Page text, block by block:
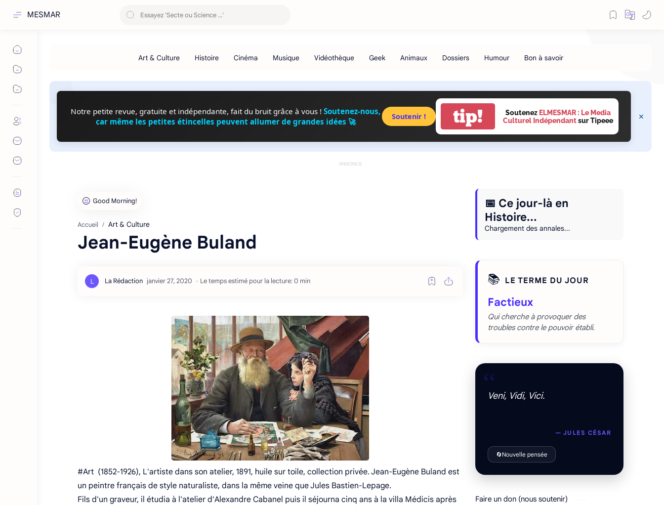
MESMAR
Notre petite revue, gratuite et indépendante, fait du bruit grâce à vous ! Soutenez-nous,
car même les petites étincelles peuvent allumer de grandes idées 🚀
Soutenir ! tip! Soutenez ELMESMAR : Le Media
Culturel Indépendantsur Tipeee
ANNONCE
Accueil Art & Culture
Jean-Eugène Buland
Le temps estimé pour la lecture: 0 min
#Art (1852-1926), L'artiste dans son atelier, 1891, huile sur toile, collection privée. Jean-Eugène Buland est
un peintre français de style naturaliste, dans la même veine que Jules Bastien-Lepage.
Fils d'un graveur, il étudia à l'atelier d'Alexandre Cabanel puis il séjourna cinq ans à la villa Médicis après
📅 Ce jour-là en
Histoire...
Chargement des annales...
📚 LE TERME DU JOUR
Factieux
Qui cherche à provoquer des
troubles contre le pouvoir établi.
“Veni, Vidi, Vici.
— JULES CÉSAR
🔄Nouvelle pensée
Faire un don (nous soutenir)